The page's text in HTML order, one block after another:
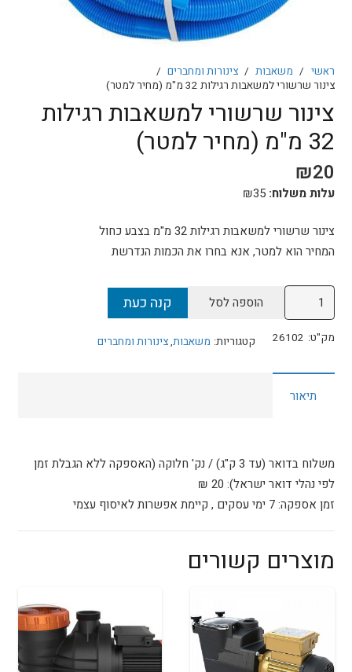
ראשי / משאבות / צינורות ומחברים /
צינור שרשורי למשאבות רגילות 32 מ"מ (מחיר למטר)
צינור שרשורי למשאבות רגילות
32 מ"מ (מחיר למטר)
₪20
עלות משלוח: ₪35
צינור שרשורי למשאבות רגילות 32 מ"מ בצבע כחול
המחיר הוא למטר, אנא בחרו את הכמות הנדרשת
כמות
של
צינור
למשאבות
רגילות
(מחיר
למטר)
הוספה לסל קנה כעת
מק"ט: 26102 קטגוריות: משאבות,צינורות ומחברים
תיאור
משלוח בדואר (עד 3 ק"ג) / נק' חלוקה (האספקה ללא הגבלת זמן
לפי נהלי דואר ישראל): 20 ₪
זמן אספקה: 7 ימי עסקים , קיימת אפשרות לאיסוף עצמי
מוצרים קשורים